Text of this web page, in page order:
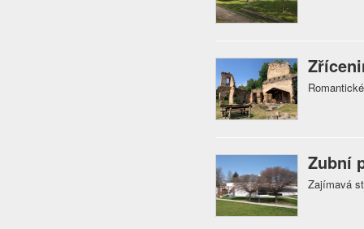
Zubní
Zajímavá